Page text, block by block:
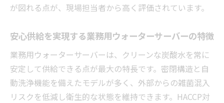
が図れる点が、現場担当者から高く評価されています。
安心供給を実現する業務用ウォーターサーバーの特徴
業務用ウォーターサーバーは、クリーンな炭酸水を常に
安定して供給できる点が最大の特長です。密閉構造と自
動洗浄機能を備えたモデルが多く、外部からの雑菌混入
リスクを低減し衛生的な状態を維持できます。HACCP対